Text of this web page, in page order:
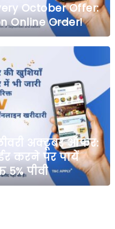
October Offer:
Online Order!
अक्टूबर ऑफर:
करने पर पायें
5% पीवी